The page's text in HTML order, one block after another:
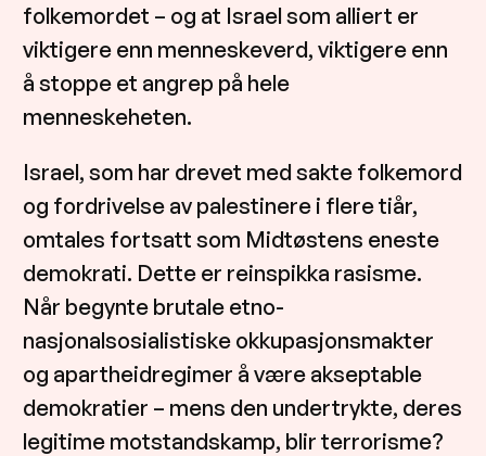
folkemordet – og at Israel som alliert er
viktigere enn menneskeverd, viktigere enn
å stoppe et angrep på hele
menneskeheten.
Israel, som har drevet med sakte folkemord
og fordrivelse av palestinere i flere tiår,
omtales fortsatt som Midtøstens eneste
demokrati. Dette er reinspikka rasisme.
Når begynte brutale etno-
nasjonalsosialistiske okkupasjonsmakter
og apartheidregimer å være akseptable
demokratier – mens den undertrykte, deres
legitime motstandskamp, blir terrorisme?